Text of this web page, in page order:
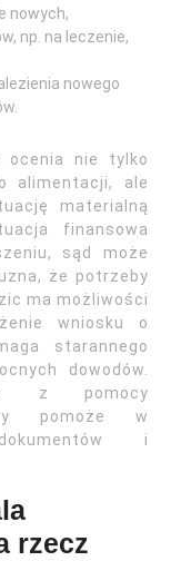
nowych,
np. na leczenie,
nowego
ocenia nie tylko
alimentacji, ale
materialną
finansowa
sąd może
że potrzeby
ma możliwości
wniosku o
starannego
dowodów.
z pomocy
pomoże w
i
rzecz